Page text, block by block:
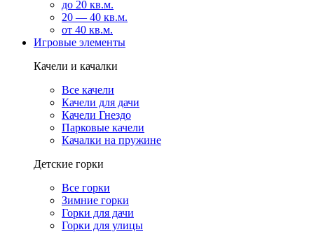
до 20 кв.м.
20 — 40 кв.м.
от 40 кв.м.
Игровые элементы
Качели и качалки
Все качели
Качели для дачи
Качели Гнездо
Парковые качели
Качалки на пружине
Детские горки
Все горки
Зимние горки
Горки для дачи
Горки для улицы